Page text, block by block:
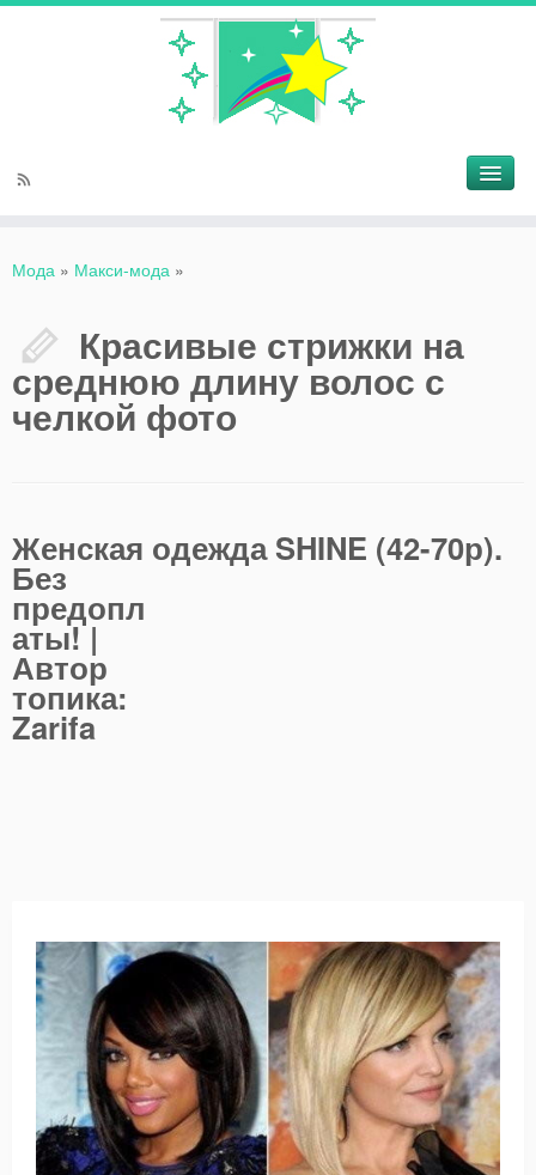
Мода » Макси-мода »
Красивые стрижки на
среднюю длину волос с
челкой фото
Женская одежда SHINE (42-70р).
Без
предопл
аты! |
Автор
топика:
Zarifa